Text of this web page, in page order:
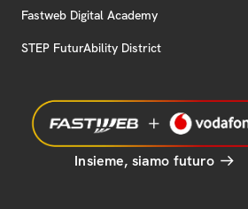
Fastweb Digital Academy
STEP FuturAbility District
Insieme, siamo futuro